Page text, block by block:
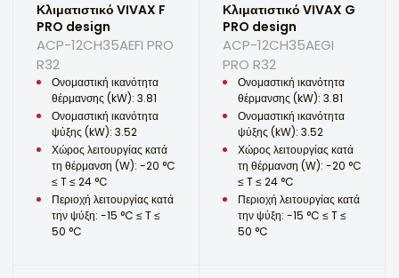
Κλιματιστικό VIVAX F
PRO design
ACP-12CH35AEFI PRO
R32
Ονομαστική ικανότητα
θέρμανσης (kW): 3.81
Ονομαστική ικανότητα
ψύξης (kW): 3.52
Χώρος λειτουργίας κατά
τη θέρμανση (W): -20 °C
≤ T ≤ 24 °C
Περιοχή λειτουργίας κατά
την ψύξη: -15 °C ≤ T ≤
50 °C
Κλιματιστικό VIVAX G
PRO design
ACP-12CH35AEGI
PRO R32
Ονομαστική ικανότητα
θέρμανσης (kW): 3.81
Ονομαστική ικανότητα
ψύξης (kW): 3.52
Χώρος λειτουργίας κατά
τη θέρμανση (W): -20 °C
≤ T ≤ 24 °C
Περιοχή λειτουργίας κατά
την ψύξη: -15 °C ≤ T ≤
50 °C